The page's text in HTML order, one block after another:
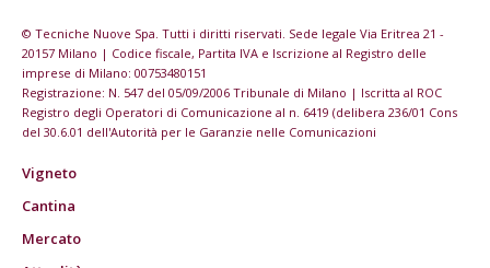
© Tecniche Nuove Spa. Tutti i diritti riservati. Sede legale Via Eritrea 21 -
20157 Milano | Codice fiscale, Partita IVA e Iscrizione al Registro delle
imprese di Milano: 00753480151
Registrazione: N. 547 del 05/09/2006 Tribunale di Milano | Iscritta al ROC
Registro degli Operatori di Comunicazione al n. 6419 (delibera 236/01 Cons
del 30.6.01 dell'Autorità per le Garanzie nelle Comunicazioni
Vigneto
Cantina
Mercato